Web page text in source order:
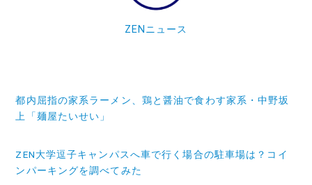
ZENニュース
投
稿
ビ
都内屈指の家系ラーメン、鶏と醤油で食わす家系・中野坂
上「麺屋たいせい」
ZEN大学逗子キャンパスへ車で行く場合の駐車場は？コイ
ンパーキングを調べてみた